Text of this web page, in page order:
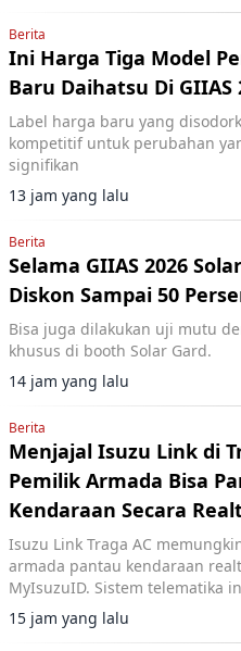
Berita
Ini Harga Tiga Model
Baru Daihatsu Di GIIAS
Label harga baru yang
kompetitif untuk perubahan
signifikan
13 jam yang lalu
Berita
Selama GIIAS 2026
Diskon Sampai 50
Bisa juga dilakukan uji mutu
khusus di booth Solar Gard.
14 jam yang lalu
Berita
Menjajal Isuzu Link di
Pemilik Armada Bisa
Kendaraan Secara
Isuzu Link Traga AC
armada pantau kendaraan
MyIsuzuID. Sistem telematika
kecepatan, dan operasional
15 jam yang lalu